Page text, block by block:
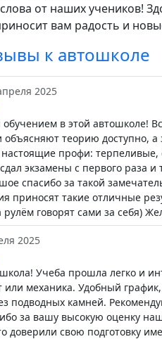
от наших учеников!
вам радость и
к автошколе
2025
в этой автошколе!
объясняют теорию доступно,
профи: терпеливые,
экзамены с первого раза
спасибо за такой
приносят такие отличные
рулём говорят сами за себя)
2025
Учеба прошла легко и
или механика. Удобный
подводных камней.
за вашу высокую оценку
доверили свою подготовку